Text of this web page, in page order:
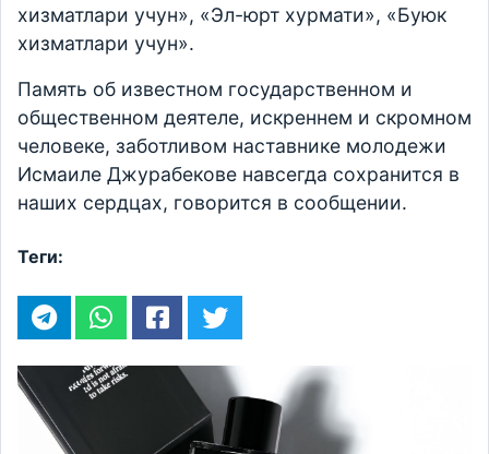
хизматлари учун», «Эл-юрт хурмати», «Буюк
хизматлари учун».
Память об известном государственном и
общественном деятеле, искреннем и скромном
человеке, заботливом наставнике молодежи
Исмаиле Джурабекове навсегда сохранится в
наших сердцах, говорится в сообщении.
Теги: